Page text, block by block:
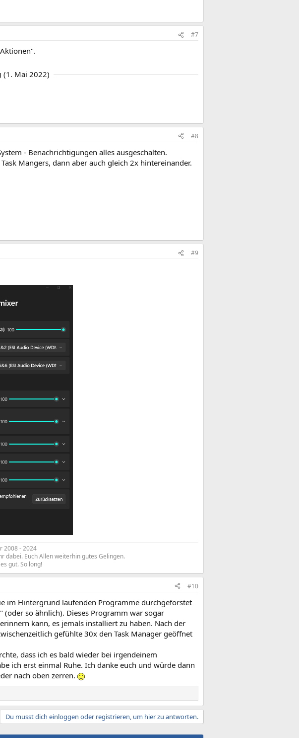
#7
(1. Mai 2022)
#8
- Benachrichtigungen alles ausgeschalten.
Mangers, dann aber auch gleich 2x hintereinander.
#9
2008 - 2024
dabei. Euch Allen weiterhin gutes Gelingen.
gut. So long!​
#10
im Hintergrund laufenden Programme durchgeforstet
so ähnlich). Dieses Programm war sogar
kann, es jemals installiert zu haben. Nach der
gefühlte 30x den Task Manager geöffnet
dass ich es bald wieder bei irgendeinem
ich erst einmal Ruhe. Ich danke euch und würde dann
nach oben zerren.
Du musst dich einloggen oder registrieren, um hier zu antworten.